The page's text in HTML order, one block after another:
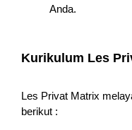
Anda.
Kurikulum Les
Les Privat Matrix
berikut :